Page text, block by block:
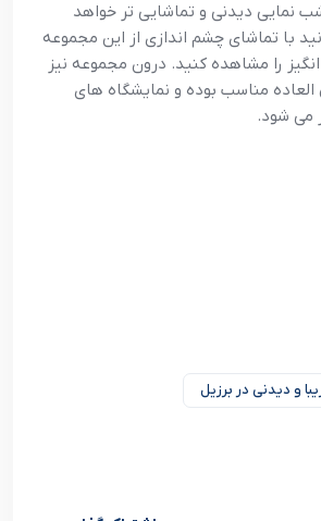
نمایی دیدنی و تماشایی تر خواهد
با تماشای چشم اندازی از این مجموعه
را مشاهده کنید. درون مجموعه نیز
العاده مناسب بوده و نمایشگاه های‌
می شود.
و دیدنی در برزیل